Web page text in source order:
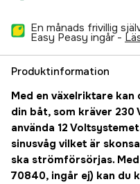
En månads frivillig
Easy Peasy ingår -
Produktinformation
Med en växelriktare
din båt, som kräver 230
använda 12
sinusvåg vilket är
ska strömförsörjas.
70840, ingår ej) kan du